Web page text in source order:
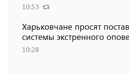
10:53
Харьковчане просят
системы экстренного
10:28